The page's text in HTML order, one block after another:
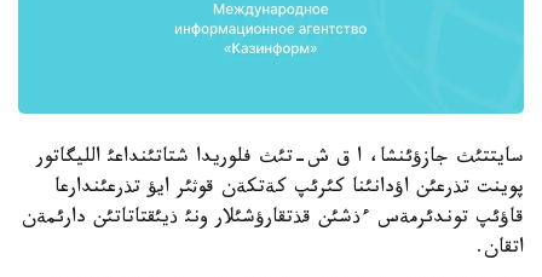
سايتتئث جازؤئنشا، ا ق ش-تئث فلوريدا شتاتئنداعئ الليگاتور
پوينت تذرعئن اؤدانئنا كئرئپ كةتكةن قوثئر ايؤ تذرعئندارعا
قاؤئپ توندئرمةس ءذشئن قذتقارؤشئلار ونئ ذيئقتاتاتئن دارئمةن
اتقان.